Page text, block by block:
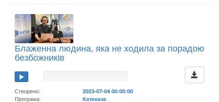
Блаженна людина, яка не ходила за порадою
безбожників
Створено:
2023-07-04 00:00:00
Програма:
Катехиза